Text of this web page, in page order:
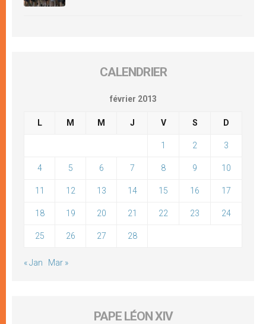
CALENDRIER
février 2013
L M M J V S D
1 2 3
4 5 6 7 8 9 10
11 12 13 14 15 16 17
18 19 20 21 22 23 24
25 26 27 28
« Jan Mar »
PAPE LÉON XIV